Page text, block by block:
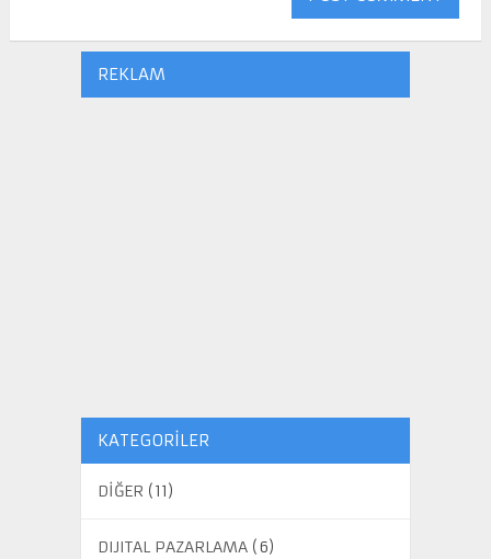
REKLAM
KATEGORILER
DİĞER (11)
DIJITAL PAZARLAMA(6)